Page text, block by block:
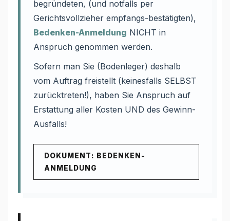
begründeten, (und notfalls per
Gerichtsvollzieher empfangs-bestätigten),
Bedenken-Anmeldung NICHT in
Anspruch genommen werden.
Sofern man Sie (Bodenleger) deshalb
vom Auftrag freistellt (keinesfalls SELBST
zurücktreten!), haben Sie Anspruch auf
Erstattung aller Kosten UND des Gewinn-
Ausfalls!
DOKUMENT: BEDENKEN-
ANMELDUNG